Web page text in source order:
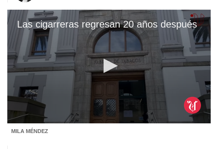
Las cigarreras regresan 20 años después
seconds
MILA MÉNDEZ